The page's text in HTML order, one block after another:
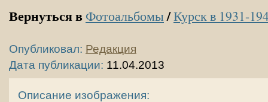
Вернуться в Фотоальбомы/Курск в 1931-
Опубликовал: Редакция
Дата публикации: 11.04.2013
Описание изображения: